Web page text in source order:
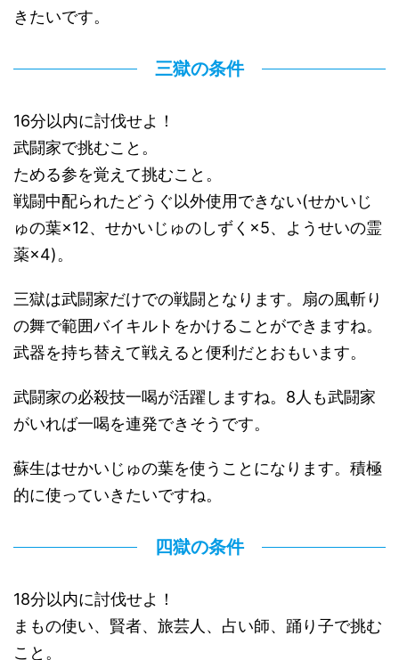
きたいです。
三獄の条件
16分以内に討伐せよ！
武闘家で挑むこと。
ためる参を覚えて挑むこと。
戦闘中配られたどうぐ以外使用できない(せかいじ
ゅの葉×12、せかいじゅのしずく×5、ようせいの霊
薬×4)。
三獄は武闘家だけでの戦闘となります。扇の風斬り
の舞で範囲バイキルトをかけることができますね。
武器を持ち替えて戦えると便利だとおもいます。
武闘家の必殺技一喝が活躍しますね。8人も武闘家
がいれば一喝を連発できそうです。
蘇生はせかいじゅの葉を使うことになります。積極
的に使っていきたいですね。
四獄の条件
18分以内に討伐せよ！
まもの使い、賢者、旅芸人、占い師、踊り子で挑む
こと。